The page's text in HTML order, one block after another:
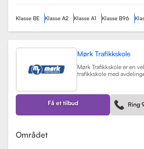
Klasse BE Klasse A2 Klasse A1 Klasse B96
Mørk Trafikkskole
Mørk Trafikkskole er en
trafikkskole med
på undervisningen, og
positive tilbakemeldinger
med vurderinger som 5.0 i
Sarpsborg og 4.4 i
Få et tilbud Ring
Området